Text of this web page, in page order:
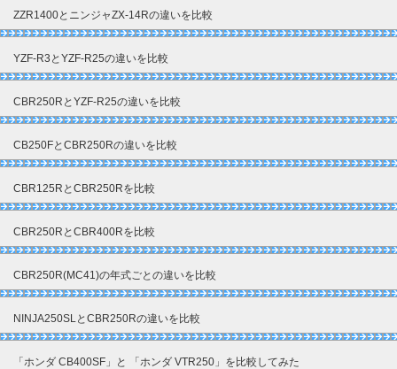
ZZR1400とニンジャZX-14Rの違いを比較
YZF-R3とYZF-R25の違いを比較
CBR250RとYZF-R25の違いを比較
CB250FとCBR250Rの違いを比較
CBR125RとCBR250Rを比較
CBR250RとCBR400Rを比較
CBR250R(MC41)の年式ごとの違いを比較
NINJA250SLとCBR250Rの違いを比較
「ホンダ CB400SF」と 「ホンダ VTR250」を比較してみた